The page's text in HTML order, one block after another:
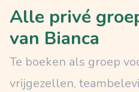
Alle privé
van Bianca
Te boeken als groep
vrijgezellen,